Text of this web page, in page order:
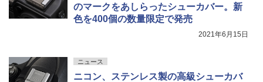
のマークをあしらったシューカバー。新
色を400個の数量限定で発売
2021年6月15日
ニュース
ニコン、ステンレス製の高級シューカバ